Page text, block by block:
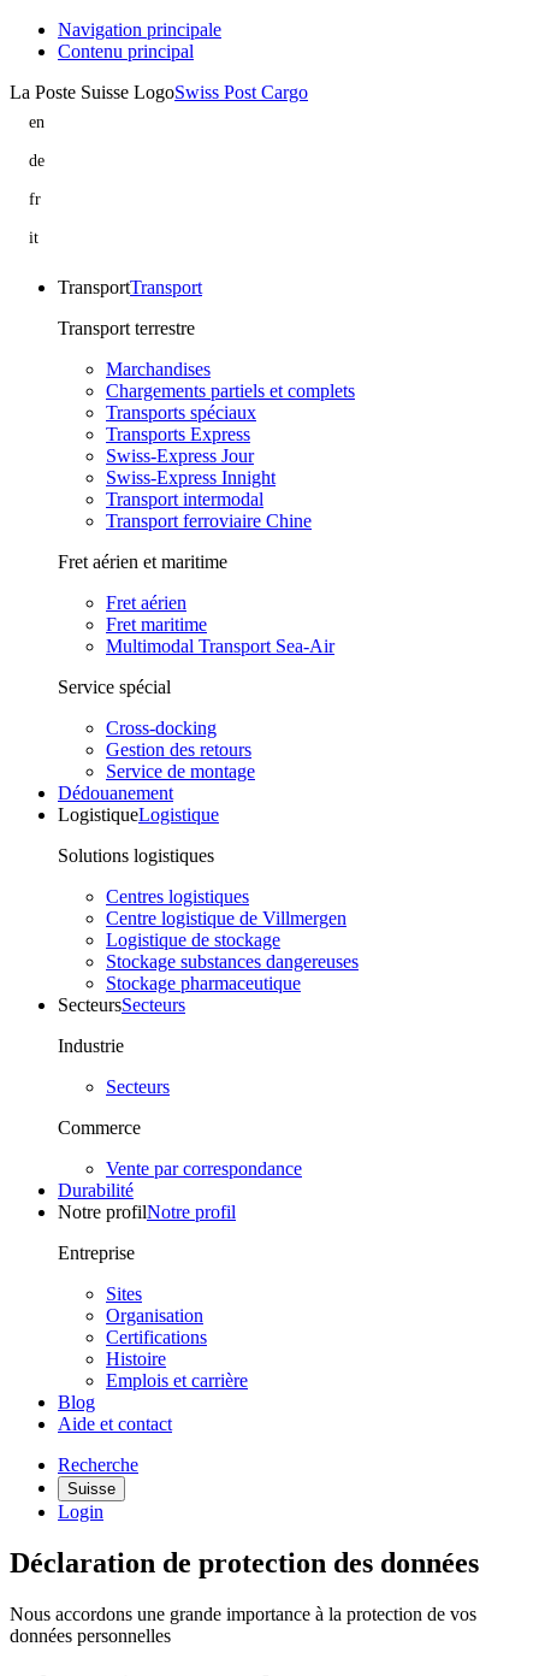
Navigation principale
Contenu principal
La Poste Suisse LogoSwiss Post Cargo
en
Privacy
|
Post
de
Datenschutzerklärung
Swiss
Cargo
fr
Déclaration
protection
données
Swiss
it
Dichiarazione
protezione
TransportTransport
Transport terrestre
Marchandises
Chargements partiels et complets
Transports spéciaux
Transports Express
Swiss-Express Jour
Swiss-Express Innight
Transport intermodal
Transport ferroviaire Chine
Fret aérien et maritime
Fret aérien
Fret maritime
Multimodal Transport Sea-Air
Service spécial
Cross-docking
Gestion des retours
Service de montage
Dédouanement
LogistiqueLogistique
Solutions logistiques
Centres logistiques
Centre logistique de Villmergen
Logistique de stockage
Stockage substances dangereuses
Stockage pharmaceutique
SecteursSecteurs
Industrie
Secteurs
Commerce
Vente par correspondance
Durabilité
Notre profilNotre profil
Entreprise
Sites
Organisation
Certifications
Histoire
Emplois et carrière
Blog
Aide et contact
Recherche
Suisse
Login
Déclaration de protection des données
Nous accordons une grande importance à la protection de vos
données personnelles